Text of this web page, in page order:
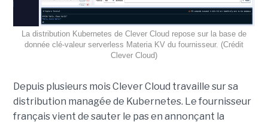
La distribution Kubernetes de Clever Cloud repose sur la base de
donnée clé-valeur serverless Materia KV du fournisseur. (Crédit
Clever Cloud)
Depuis plusieurs mois Clever Cloud travaille sur sa
distribution managée de Kubernetes. Le fournisseur
français vient de sauter le pas en annonçant la